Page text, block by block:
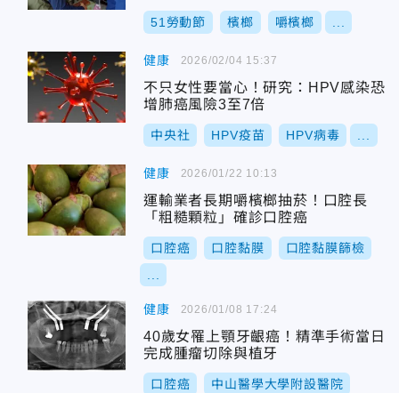
51勞動節 檳榔 嚼檳榔
健康
不只女性要當心！研究：HPV感染恐
增肺癌風險3至7倍
中央社 HPV疫苗 HPV病毒
2026/02/04 15:37
健康
運輸業者長期嚼檳榔抽菸！口腔長
「粗糙顆粒」確診口腔癌
口腔癌 口腔黏膜 口腔黏膜篩檢
2026/01/22 10:13
健康
40歲女罹上顎牙齦癌！精準手術當日
完成腫瘤切除與植牙
口腔癌 中山醫學大學附設醫院
2026/01/08 17:24